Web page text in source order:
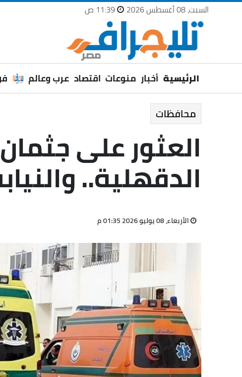
السبت، 08 أغسطس 2026
الرئيسية أخبار منوعات اقتصاد عرب وعالم
محافظات
العثور على
الدقهلية..
الأربعاء، 08 يوليو 2026 01:35 م